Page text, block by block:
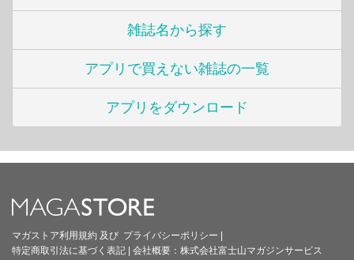
雑誌名から探す
アプリで買えない雑誌の一覧
アプリをダウンロード
マガストア利用規約 及び プライバシーポリシー
特定商取引法に基づく表記
会社概要： 株式会社富士山マガジンサービス